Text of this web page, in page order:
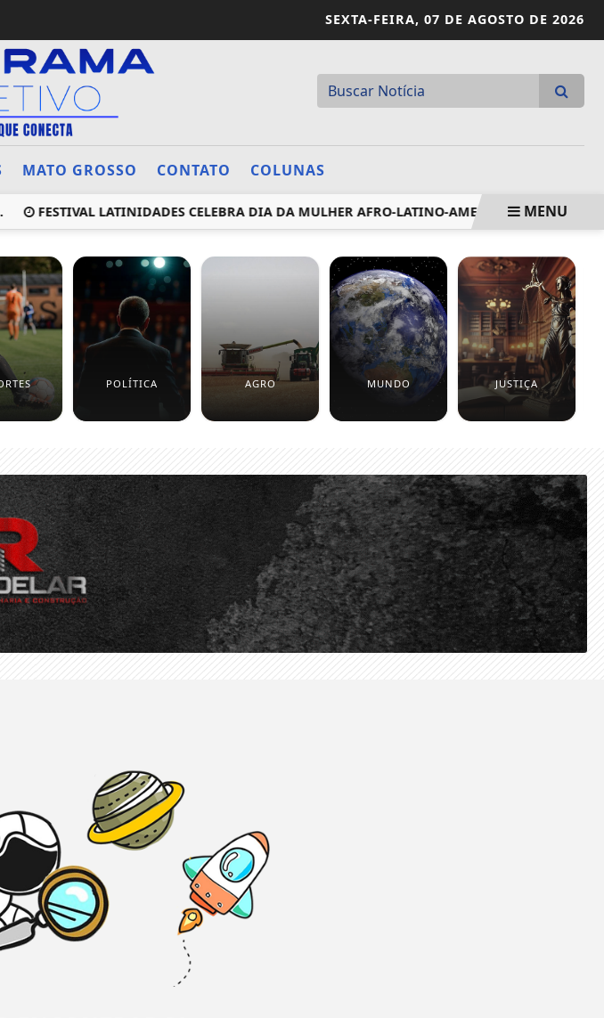
SEXTA-FEIRA, 07 DE AGOSTO DE 2026
MATO GROSSO CONTATO COLUNAS
FESTIVAL LATINIDADES CELEBRA DIA DA MULHER AFRO-LATINO-AMERICANA EM NY
MENU
POLÍTICA AGRO MUNDO JUSTIÇA